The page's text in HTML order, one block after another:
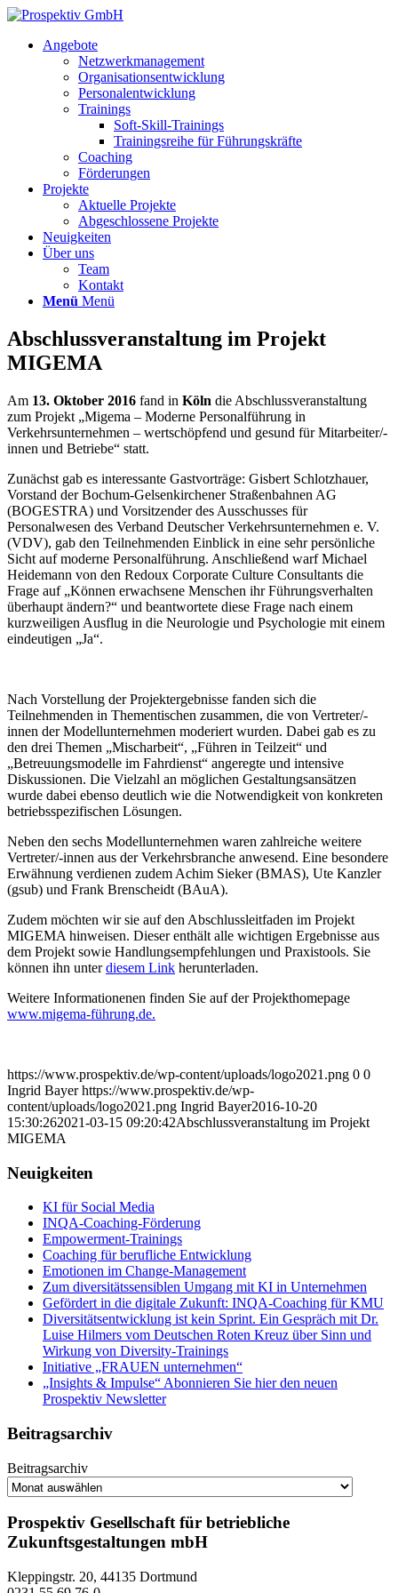
Angebote
Netzwerkmanagement
Organisationsentwicklung
Personalentwicklung
Trainings
Soft-Skill-Trainings
Trainingsreihe für Führungskräfte
Coaching
Förderungen
Projekte
Aktuelle Projekte
Abgeschlossene Projekte
Neuigkeiten
Über uns
Team
Kontakt
Menü Menü
Abschlussveranstaltung im Projekt
MIGEMA
Am 13. Oktober 2016 fand in Köln die Abschlussveranstaltung
zum Projekt „Migema – Moderne Personalführung in
Verkehrsunternehmen – wertschöpfend und gesund für Mitarbeiter/-
innen und Betriebe“ statt.
Zunächst gab es interessante Gastvorträge: Gisbert Schlotzhauer,
Vorstand der Bochum-Gelsenkirchener Straßenbahnen AG
(BOGESTRA) und Vorsitzender des Ausschusses für
Personalwesen des Verband Deutscher Verkehrsunternehmen e. V.
(VDV), gab den Teilnehmenden Einblick in eine sehr persönliche
Sicht auf moderne Personalführung. Anschließend warf Michael
Heidemann von den Redoux Corporate Culture Consultants die
Frage auf „Können erwachsene Menschen ihr Führungsverhalten
überhaupt ändern?“ und beantwortete diese Frage nach einem
kurzweiligen Ausflug in die Neurologie und Psychologie mit einem
eindeutigen „Ja“.
Nach Vorstellung der Projektergebnisse fanden sich die
Teilnehmenden in Thementischen zusammen, die von Vertreter/-
innen der Modellunternehmen moderiert wurden. Dabei gab es zu
den drei Themen „Mischarbeit“, „Führen in Teilzeit“ und
„Betreuungsmodelle im Fahrdienst“ angeregte und intensive
Diskussionen. Die Vielzahl an möglichen Gestaltungsansätzen
wurde dabei ebenso deutlich wie die Notwendigkeit von konkreten
betriebsspezifischen Lösungen.
Neben den sechs Modellunternehmen waren zahlreiche weitere
Vertreter/-innen aus der Verkehrsbranche anwesend. Eine besondere
Erwähnung verdienen zudem Achim Sieker (BMAS), Ute Kanzler
(gsub) und Frank Brenscheidt (BAuA).
Zudem möchten wir sie auf den Abschlussleitfaden im Projekt
MIGEMA hinweisen. Dieser enthält alle wichtigen Ergebnisse aus
dem Projekt sowie Handlungsempfehlungen und Praxistools. Sie
können ihn unterdiesem Link herunterladen.
Weitere Informationenen finden Sie auf der Projekthomepage
www.migema-führung.de.
https://www.prospektiv.de/wp-content/uploads/logo2021.png 0 0
Ingrid Bayer https://www.prospektiv.de/wp-
content/uploads/logo2021.png Ingrid Bayer2016-10-20
15:30:262021-03-15 09:20:42Abschlussveranstaltung im Projekt
MIGEMA
Neuigkeiten
KI für Social Media
INQA-Coaching-Förderung
Empowerment-Trainings
Coaching für berufliche Entwicklung
Emotionen im Change-Management
Zum diversitätssensiblen Umgang mit KI in Unternehmen
Gefördert in die digitale Zukunft: INQA-Coaching für KMU
Diversitätsentwicklung ist kein Sprint. Ein Gespräch mit Dr.
Luise Hilmers vom Deutschen Roten Kreuz über Sinn und
Wirkung von Diversity-Trainings
Initiative „FRAUEN unternehmen“
„Insights & Impulse“ Abonnieren Sie hier den neuen
Prospektiv Newsletter
Beitragsarchiv
Beitragsarchiv
Prospektiv Gesellschaft für betriebliche
Zukunftsgestaltungen mbH
Kleppingstr. 20, 44135 Dortmund